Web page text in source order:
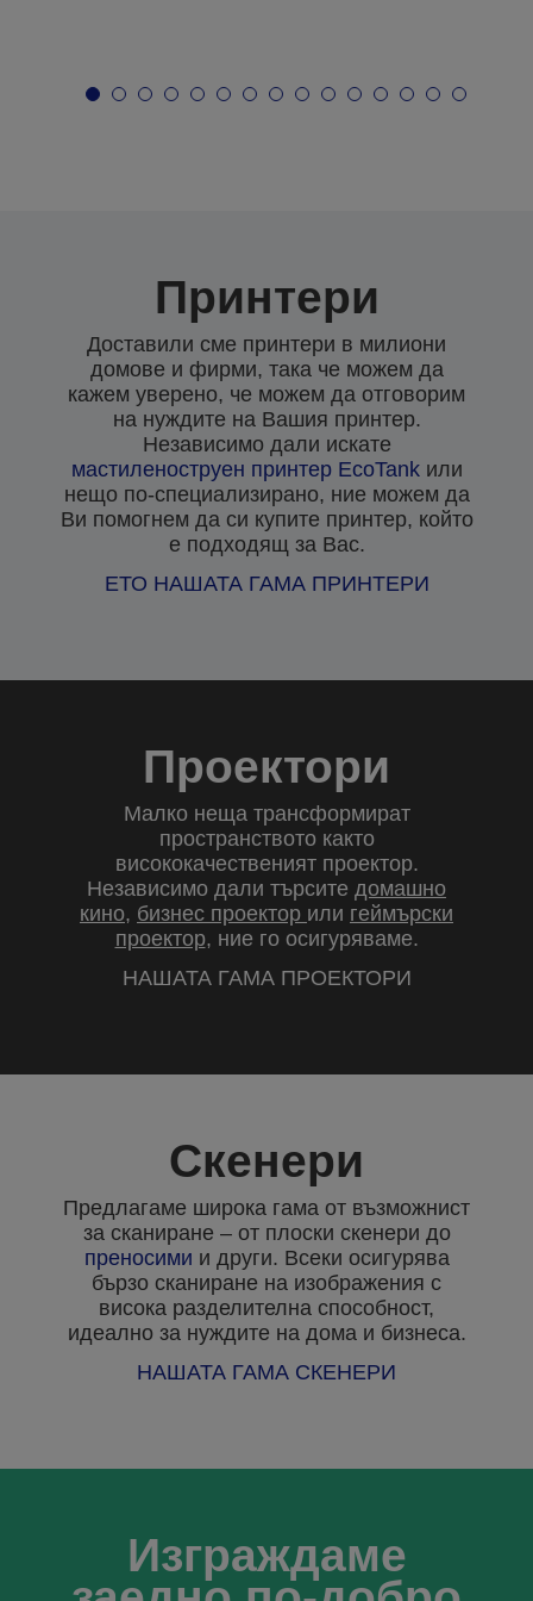
Принтери
Доставили сме принтери в милиони
домове и фирми, така че можем да
кажем уверено, че можем да отговорим
на нуждите на Вашия принтер.
Независимо дали искате
мастиленоструен принтер EcoTankили
нещо по-специализирано, ние можем да
Ви помогнем да си купите принтер, който
е подходящ за Вас.
ЕТО НАШАТА ГАМА ПРИНТЕРИ
Проектори
Малко неща трансформират
пространството както
висококачественият проектор.
Независимо дали търсите домашно
кино, бизнес проектор или геймърски
проектор, ние го осигуряваме.
НАШАТА ГАМА ПРОЕКТОРИ
Скенери
Предлагаме широка гама от възможнист
за сканиране – от плоски скенери до
преносими и други. Всеки осигурява
бързо сканиране на изображения с
висока разделителна способност,
идеално за нуждите на дома и бизнеса.
НАШАТА ГАМА СКЕНЕРИ
Изграждаме